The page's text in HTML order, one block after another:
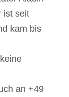
ist seit
kam bis
an +49